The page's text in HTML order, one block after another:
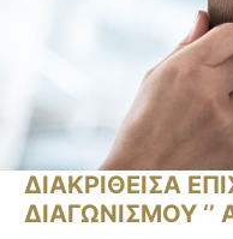
ΔΙΑΚΡΙΘΕΙΣΑ
ΔΙΑΓΩΝΙΣΜΟΥ ‘’